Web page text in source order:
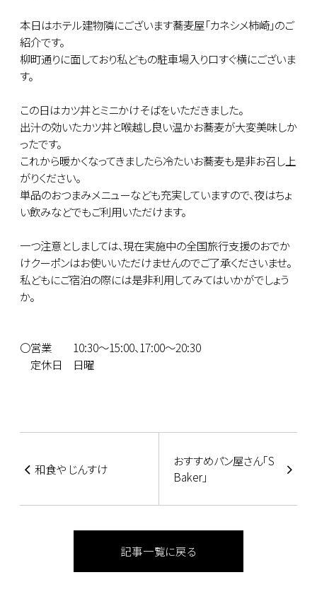
本日はホテル建物隣にございます蕎麦屋「カネシメ柿崎」のご
紹介です。
柳町通りに面しており私どもの駐車場入り口すぐ横にございま
す。
この日はカツ丼とミニかけそばをいただきました。
出汁の効いたカツ丼と喉越し良い温かお蕎麦が大変美味しか
ったです。
これから暖かくなってきましたら冷たいお蕎麦も是非お召し上
がりください。
単品のおつまみメニューなども充実していますので、夜はちょ
い飲みなどでもご利用いただけます。
一つ注意としましては、現在実施中の全国旅行支援のおでか
けクーポンはお使いいただけませんのでご了承くださいませ。
私どもにご宿泊の際には是非利用してみてはいかがでしょう
か。
〇営業 10:30～15:00、17:00～20:30
定休日 日曜
和食や じんすけ
おすすめパン屋さん｢S
Baker｣
記事一覧に戻る